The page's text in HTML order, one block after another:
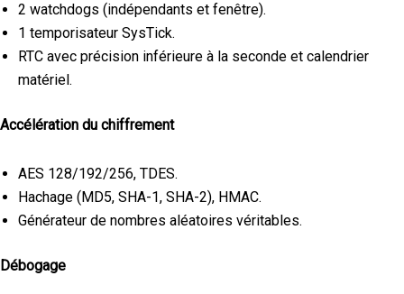
2 watchdogs (indépendants et fenêtre).
1 temporisateur SysTick.
RTC avec précision inférieure à la seconde et calendrier
matériel.
Accélération du chiffrement
AES 128/192/256, TDES.
Hachage (MD5, SHA-1, SHA-2), HMAC.
Générateur de nombres aléatoires véritables.
Débogage